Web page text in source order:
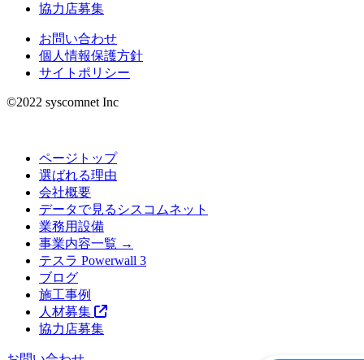
協力店募集
お問い合わせ
個人情報保護方針
サイトポリシー
©︎2022 syscomnet Inc
ページトップ
選ばれる理由
会社概要
データで見るシスコムネット
業務用設備
事業内容一覧 →
テスラ Powerwall 3
ブログ
施工事例
人材募集
協力店募集